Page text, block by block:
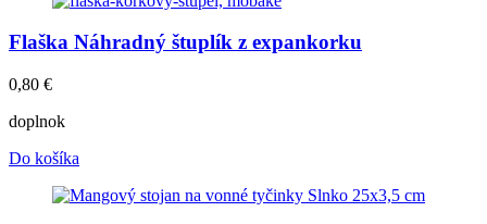
Flaška Náhradný štuplík z expankorku
0,80 €
doplnok
Do košíka